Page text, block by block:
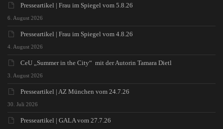
Presseartikel | Frau im Spiegel vom 5.8.26
6. August 2026
Presseartikel | Frau im Spiegel vom 4.8.26
4. August 2026
CeU „Summer in the City“ mit der Autorin Tamara Dietl
3. August 2026
Presseartikel | AZ München vom 24.7.26
30. Juli 2026
Presseartikel | GALA vom 27.7.26